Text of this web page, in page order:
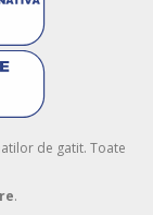
de gatit. Toate
.